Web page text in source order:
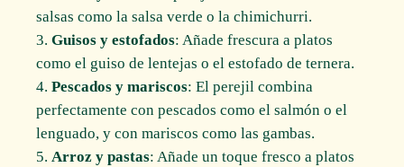
salsas como la salsa verde o la chimichurri.
Guisos y estofados: Añade frescura a platos
como el guiso de lentejas o el estofado de ternera.
Pescados y mariscos: El perejil combina
perfectamente con pescados como el salmón o el
lenguado, y con mariscos como las gambas.
Arroz y pastas: Añade un toque fresco a platos